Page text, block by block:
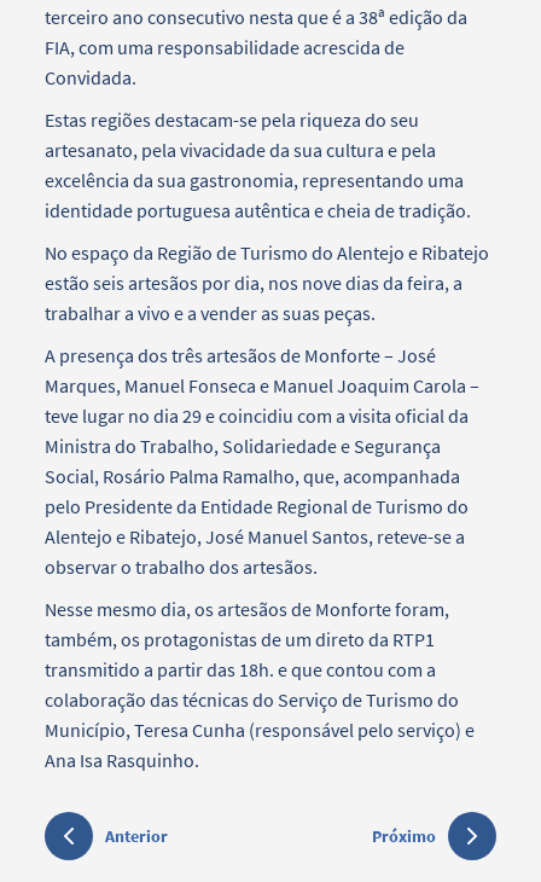
terceiro ano consecutivo nesta que é a 38ª edição da
FIA, com uma responsabilidade acrescida de
Convidada.
Estas regiões destacam-se pela riqueza do seu
artesanato, pela vivacidade da sua cultura e pela
excelência da sua gastronomia, representando uma
identidade portuguesa autêntica e cheia de tradição.
No espaço da Região de Turismo do Alentejo e Ribatejo
estão seis artesãos por dia, nos nove dias da feira, a
trabalhar a vivo e a vender as suas peças.
A presença dos três artesãos de Monforte – José
Marques, Manuel Fonseca e Manuel Joaquim Carola –
teve lugar no dia 29 e coincidiu com a visita oficial da
Ministra do Trabalho, Solidariedade e Segurança
Social, Rosário Palma Ramalho, que, acompanhada
pelo Presidente da Entidade Regional de Turismo do
Alentejo e Ribatejo, José Manuel Santos, reteve-se a
observar o trabalho dos artesãos.
Nesse mesmo dia, os artesãos de Monforte foram,
também, os protagonistas de um direto da RTP1
transmitido a partir das 18h. e que contou com a
colaboração das técnicas do Serviço de Turismo do
Município, Teresa Cunha (responsável pelo serviço) e
Ana Isa Rasquinho.
Anterior Próximo